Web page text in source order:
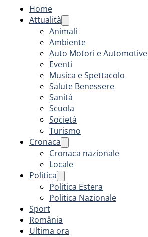
Home
Attualità
Animali
Ambiente
Auto Motori e Automotive
Eventi
Musica e Spettacolo
Salute Benessere
Sanità
Scuola
Società
Turismo
Cronaca
Cronaca nazionale
Locale
Politica
Politica Estera
Politica Nazionale
Sport
România
Ultima ora